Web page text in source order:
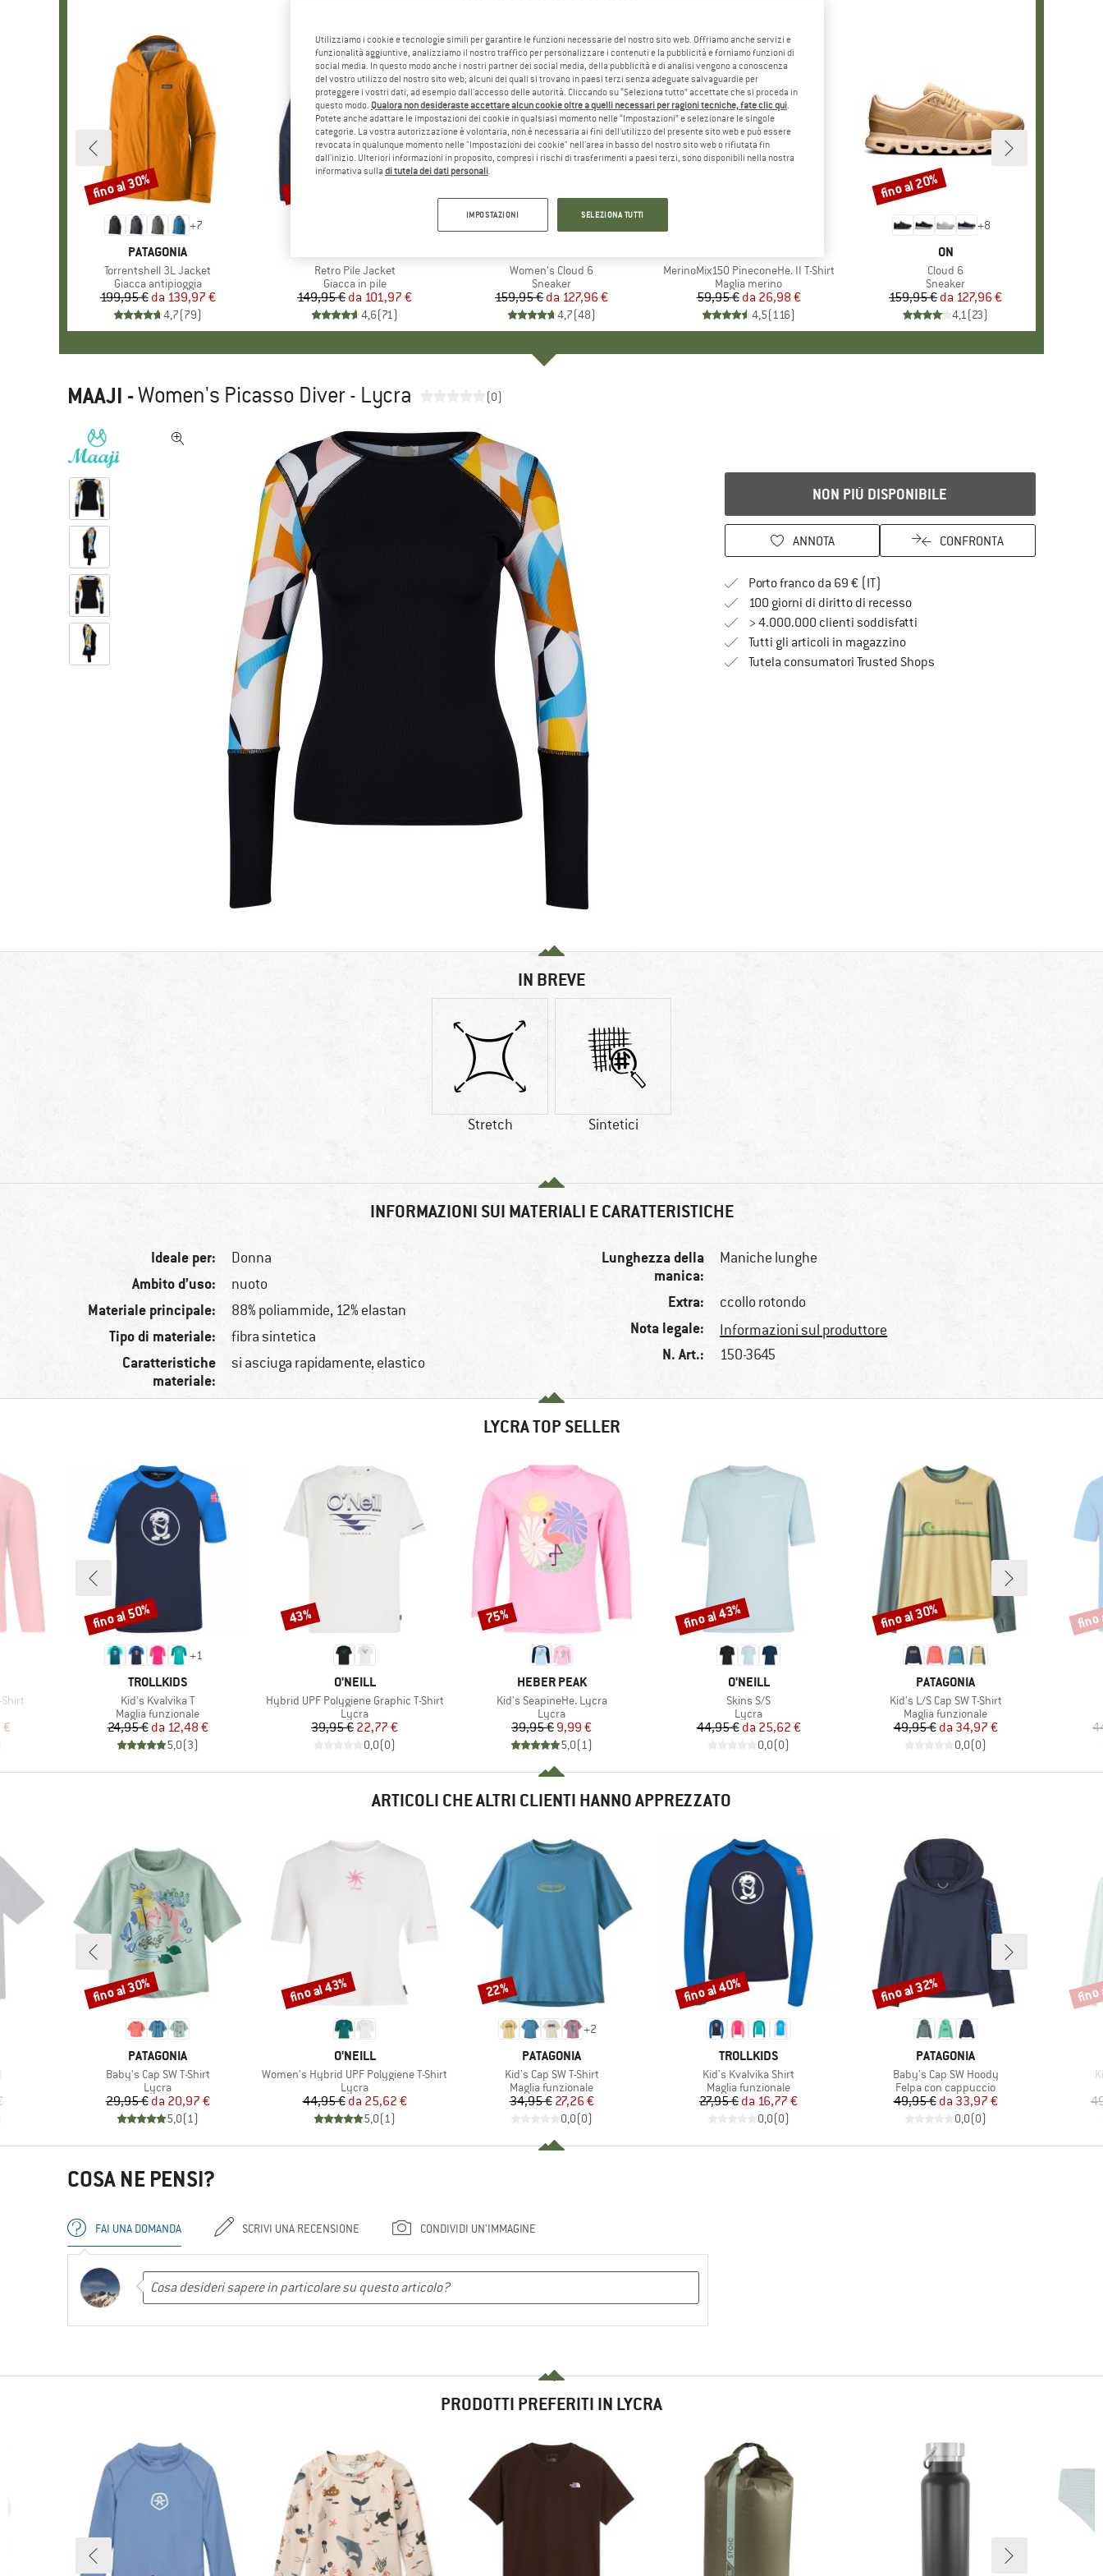
+7
MARCHIO
PATAGONIA
Articolo
Torrentshell 3L Jacket
Gruppo di prodotti
Giacca antipioggia
Prezzo
199,95 € Prezzo ridotto
da 139,97 €
4,7(79)
Sconto
fino al 30%
Articolo
Retro Pile Jacket
Gruppo di prodotti
Giacca in pile
Prezzo
149,95 € Prezzo ridotto
da 101,97 €
4,6(71)
Sconto
fino al 32%
Articolo
Women's Cloud 6
Gruppo di prodotti
Sneaker
Prezzo
159,95 € Prezzo ridotto
da 127,96 €
4,7(48)
fino al 20%
Articolo
MerinoMix150 PineconeHe. II T-Shirt
Gruppo di prodotti
Maglia merino
Prezzo
59,95 € Prezzo ridotto
da 26,98 €
4,5(116)
+8
MARCHIO
ON
Articolo
Cloud 6
Gruppo di prodotti
Sneaker
Prezzo
159,95 € Prezzo ridotto
da 127,96 €
4,1(23)
Sconto
fino al 20%
MAAJI -Women's Picasso Diver - Lycra (0)
NON PIÙ DISPONIBILE
ANNOTA CONFRONTA
Porto franco da 69 € (IT)
100 giorni di diritto di recessoVai alla politica di recesso qui Si
> 4.000.000 clienti soddisfatti
Tutti gli articoli in magazzino
Tutela consumatori Trusted ShopsTrovi tutte le informazioni qui!
IN BREVE
Stretch Sintetici
INFORMAZIONI SUI MATERIALI E CARATTERISTICHE
Ideale per: Donna
Ambito d’uso: nuoto
Materiale principale: 88% poliammide, 12% elastan
Tipo di materiale: fibra sintetica
Caratteristiche
materiale:
si asciuga rapidamente, elastico
Lunghezza della
manica:
Maniche lunghe
Extra: ccollo rotondo
Nota legale: Informazioni sul produttore
N. Art.: 150-3645
LYCRA TOP SELLER
Shirt
€
+1
MARCHIO
TROLLKIDS
Articolo
Kid's Kvalvika T
Gruppo di prodotti
Maglia funzionale
Prezzo
24,95 € Prezzo ridotto
da 12,48 €
5,0(3)
Sconto
fino al 50%
MARCHIO
O'NEILL
Articolo
Hybrid UPF Polygiene Graphic T-Shirt
Gruppo di prodotti
Lycra
Prezzo
39,95 €Prezzo ridotto
22,77 €
0,0(0)
Sconto
43%
MARCHIO
HEBER PEAK
Articolo
Kid's SeapineHe. Lycra
Gruppo di prodotti
Lycra
Prezzo
39,95 €Prezzo ridotto
9,99 €
5,0(1)
Sconto
75%
MARCHIO
O'NEILL
Articolo
Skins S/S
Gruppo di prodotti
Lycra
Prezzo
44,95 € Prezzo ridotto
da 25,62 €
0,0(0)
Sconto
fino al 43%
MARCHIO
PATAGONIA
Articolo
Kid's L/S Cap SW T-Shirt
Gruppo di prodotti
Maglia funzionale
Prezzo
49,95 € Prezzo ridotto
da 34,97 €
0,0(0)
Sconto
fino al 30% fino
ARTICOLI CHE ALTRI CLIENTI HANNO APPREZZATO
MARCHIO
PATAGONIA
Articolo
Baby's Cap SW T-Shirt
Gruppo di prodotti
Lycra
Prezzo
29,95 € Prezzo ridotto
da 20,97 €
5,0(1)
Sconto
fino al 30%
MARCHIO
O'NEILL
Articolo
Women's Hybrid UPF Polygiene T-Shirt
Gruppo di prodotti
Lycra
Prezzo
44,95 € Prezzo ridotto
da 25,62 €
5,0(1)
Sconto
fino al 43%
+2
MARCHIO
PATAGONIA
Articolo
Kid's Cap SW T-Shirt
Gruppo di prodotti
Maglia funzionale
Prezzo
34,95 €Prezzo ridotto
27,26 €
0,0(0)
Sconto
22%
MARCHIO
TROLLKIDS
Articolo
Kid's Kvalvika Shirt
Gruppo di prodotti
Maglia funzionale
Prezzo
27,95 € Prezzo ridotto
da 16,77 €
0,0(0)
Sconto
fino al 40%
MARCHIO
PATAGONIA
Articolo
Baby's Cap SW Hoody
Gruppo di prodotti
Felpa con cappuccio
Prezzo
49,95 € Prezzo ridotto
da 33,97 €
0,0(0)
Sconto
fino al 32% fino
COSA NE PENSI?
FAI UNA DOMANDA SCRIVI UNA RECENSIONE CONDIVIDI UN'IMMAGINE
PRODOTTI PREFERITI IN LYCRA
Utilizziamo i cookie e tecnologie simili per garantire le funzioni necessarie del nostro sito web. Offriamo anche servizi e
funzionalità aggiuntive, analizziamo il nostro traffico per personalizzare i contenuti e la pubblicità e forniamo funzioni di
social media. In questo modo anche i nostri partner dei social media, della pubblicità e di analisi vengono a conoscenza
del vostro utilizzo del nostro sito web; alcuni dei quali si trovano in paesi terzi senza adeguate salvaguardie per
proteggere i vostri dati, ad esempio dall'accesso delle autorità. Cliccando su “Seleziona tutto” accettate che si proceda in
questo modo. Qualora non desideraste accettare alcun cookie oltre a quelli necessari per ragioni tecniche, fate clic qui.
Potete anche adattare le impostazioni dei cookie in qualsiasi momento nelle “Impostazioni” e selezionare le singole
categorie. La vostra autorizzazione è volontaria, non è necessaria ai fini dell'utilizzo del presente sito web e può essere
revocata in qualunque momento nelle "Impostazioni dei cookie" nell'area in basso del nostro sito web o rifiutata fin
dall'inizio. Ulteriori informazioni in proposito, compresi i rischi di trasferimenti a paesi terzi, sono disponibili nella nostra
informativa sulla di tutela dei dati personali.
IMPOSTAZIONI SELEZIONA TUTTI